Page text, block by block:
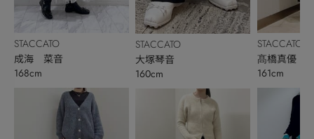
STACCATO
成海 菜音
168cm
STACCATO
大塚琴音
160cm
STACCATO
髙橋真優
161cm